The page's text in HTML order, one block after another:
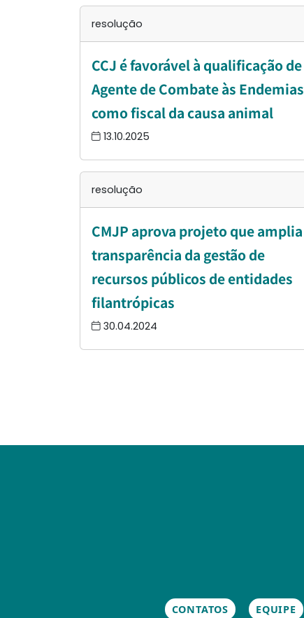
resolução
CCJ é favorável à qualificação de
Agente de Combate às Endemias
como fiscal da causa animal
13.10.2025
resolução
CMJP aprova projeto que amplia
transparência da gestão de
recursos públicos de entidades
filantrópicas
30.04.2024
CONTATOS EQUIPE